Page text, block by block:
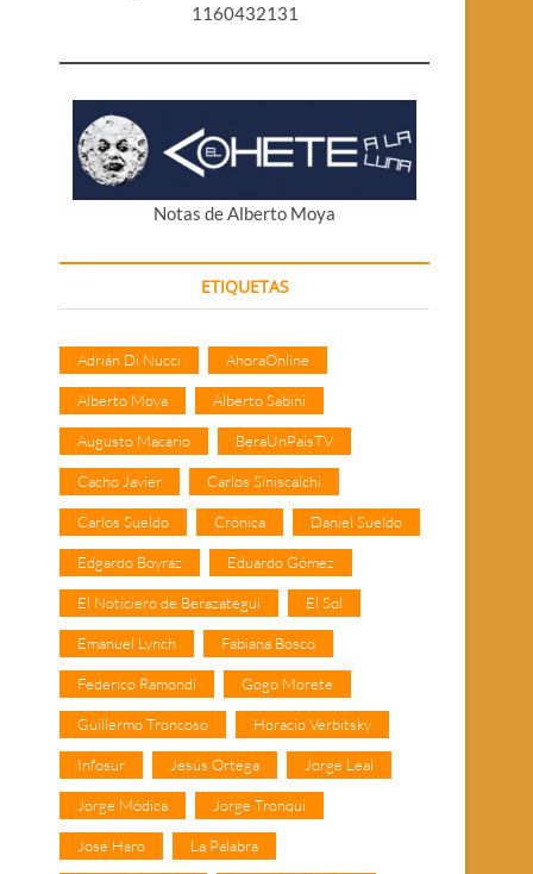
1160432131
Notas de Alberto Moya
ETIQUETAS
Adrián Di Nucci AhoraOnline
Alberto Moya Alberto Sabini
Augusto Macario BeraUnPaisTV
Cacho Javier Carlos Siniscalchi
Carlos Sueldo Crónica Daniel Sueldo
Edgardo Boyraz Eduardo Gómez
El Noticiero de Berazategui El Sol
Emanuel Lynch Fabiana Bosco
Federico Ramondi Gogo Morete
Guillermo Troncoso Horacio Verbitsky
Infosur Jesús Ortega Jorge Leal
Jorge Módica Jorge Tronqui
José Haro La Palabra